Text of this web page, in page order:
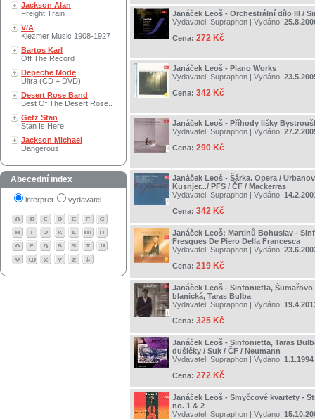
Jackson Alan
Freight Train
V/A
Klezmer Music 1908-1927
Bartos Karl
Off The Record
Depeche Mode
Ultra (CD + DVD)
Desert Rose Band
Best Of The Desert Rose..
Getz Stan
Stan Is Here
Jackson Michael
Dangerous
Abecední index
interpret vydavatel
Janáček Leoš - Orchestrální dílo III /
Vydavatel: Supraphon | Vydáno:
Cena: 272 Kč
Janáček Leoš - Piano Works
Vydavatel: Supraphon | Vydáno:
Cena: 342 Kč
Janáček Leoš - Příhody lišky
Vydavatel: Supraphon | Vydáno:
Cena: 290 Kč
Janáček Leoš - Šárka. Opera /
Kusnjer.../ PFS / ČF / Mackerras
Vydavatel: Supraphon | Vydáno:
Cena: 342 Kč
Janáček Leoš; Martinů Bohuslav -
Fresques De Piero Della Francesca
Vydavatel: Supraphon | Vydáno:
Cena: 219 Kč
Janáček Leoš - Sinfonietta, Šumařovo
blanická, Taras Bulba
Vydavatel: Supraphon | Vydáno:
Cena: 325 Kč
Janáček Leoš - Sinfonietta, Taras
dušičky / Suk / ČF / Neumann
Vydavatel: Supraphon | Vydáno: 1.1.1994
Cena: 272 Kč
Janáček Leoš - Smyčcové kvartety -
no. 1 & 2
Vydavatel: Supraphon | Vydáno: